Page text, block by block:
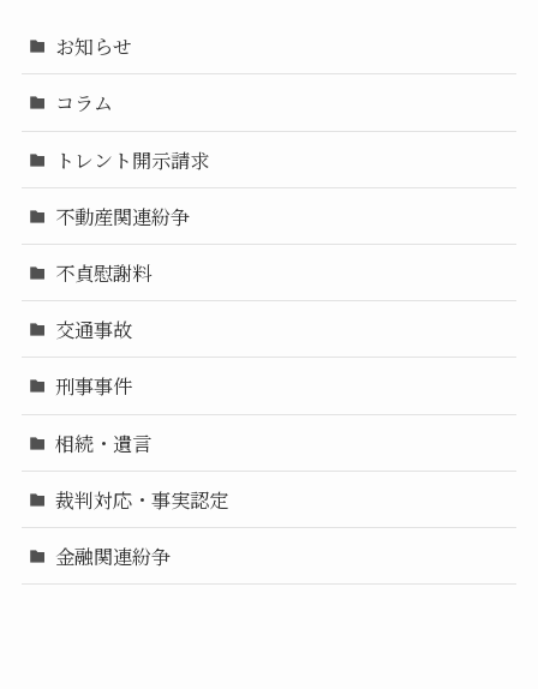
お知らせ
コラム
トレント開示請求
不動産関連紛争
不貞慰謝料
交通事故
刑事事件
相続・遺言
裁判対応・事実認定
金融関連紛争